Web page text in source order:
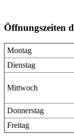
Öffnungszeiten
Montag
Dienstag
Mittwoch
Donnerstag
Freitag